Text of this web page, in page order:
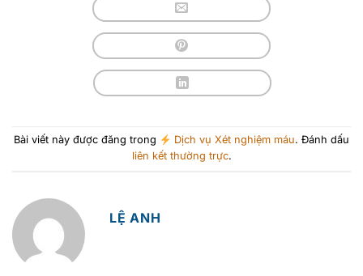
Bài viết này được đăng trong Dịch vụ Xét nghiệm máu. Đánh dấu
liên kết thường trực.
LỆ ANH